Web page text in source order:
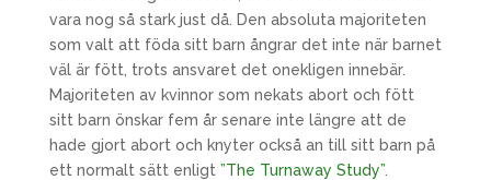
vara nog så stark just då. Den absoluta majoriteten
som valt att föda sitt barn ångrar det inte när barnet
väl är fött, trots ansvaret det onekligen innebär.
Majoriteten av kvinnor som nekats abort och fött
sitt barn önskar fem år senare inte längre att de
hade gjort abort och knyter också an till sitt barn på
ett normalt sätt enligt ”The Turnaway Study”.